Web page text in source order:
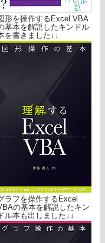
形を操作するExcel VBA
基本を解説したキンドル
を書きました↓↓
ラフを操作するExcel
の基本を解説したキン
ドル本も出しました↓↓